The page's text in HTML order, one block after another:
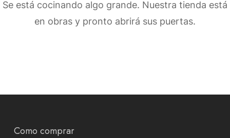
Se está cocinando algo grande. Nuestra tienda está
en obras y pronto abrirá sus puertas.
Como comprar